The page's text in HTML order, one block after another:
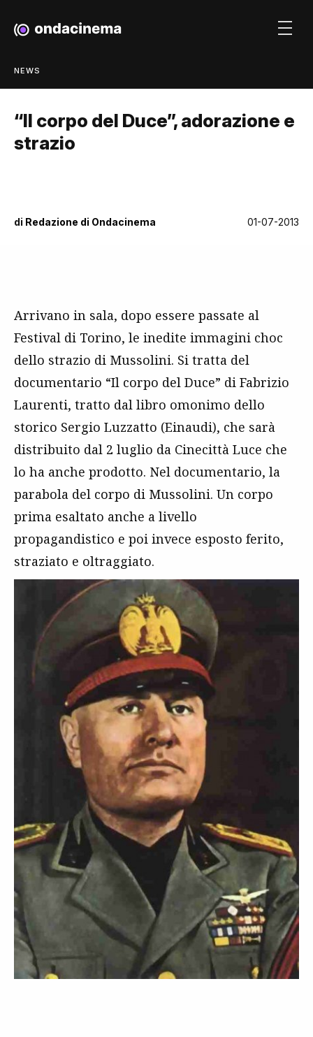
NEWS
“Il corpo del Duce”, adorazione e
strazio
di Redazione di Ondacinema 01-07-2013
Arrivano in sala, dopo essere passate al
Festival di Torino, le inedite immagini choc
dello strazio di Mussolini. Si tratta del
documentario “Il corpo del Duce” di Fabrizio
Laurenti, tratto dal libro omonimo dello
storico Sergio Luzzatto (Einaudi), che sarà
distribuito dal 2 luglio da Cinecittà Luce che
lo ha anche prodotto. Nel documentario, la
parabola del corpo di Mussolini. Un corpo
prima esaltato anche a livello
propagandistico e poi invece esposto ferito,
straziato e oltraggiato.